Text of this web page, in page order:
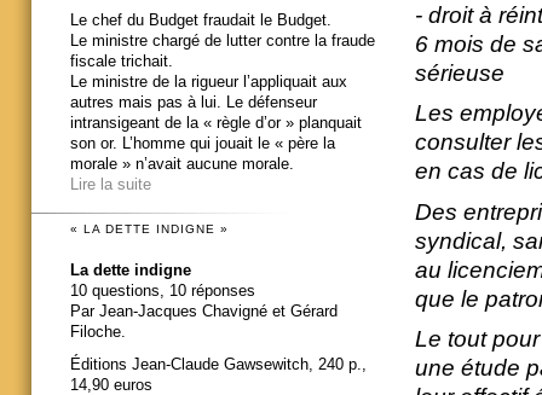
- droit à
6 mois de
sérieuse
Les
consulter
en cas de
Des
syndical,
au
que le
Le tout
une étude
Le chef du Budget fraudait le Budget.
Le ministre chargé de lutter contre la fraude
fiscale trichait.
Le ministre de la rigueur l’appliquait aux
autres mais pas à lui. Le défenseur
intransigeant de la « règle d’or » planquait
son or. L’homme qui jouait le « père la
morale » n’avait aucune morale.
Lire la suite
« LA DETTE INDIGNE »
La dette indigne
10 questions, 10 réponses
Par Jean-Jacques Chavigné et Gérard
Filoche.
Éditions Jean-Claude Gawsewitch, 240 p.,
14,90 euros